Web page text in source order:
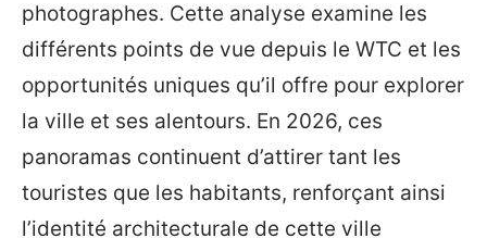
photographes. Cette analyse examine les
différents points de vue depuis le WTC et les
opportunités uniques qu’il offre pour explorer
la ville et ses alentours. En 2026, ces
panoramas continuent d’attirer tant les
touristes que les habitants, renforçant ainsi
l’identité architecturale de cette ville